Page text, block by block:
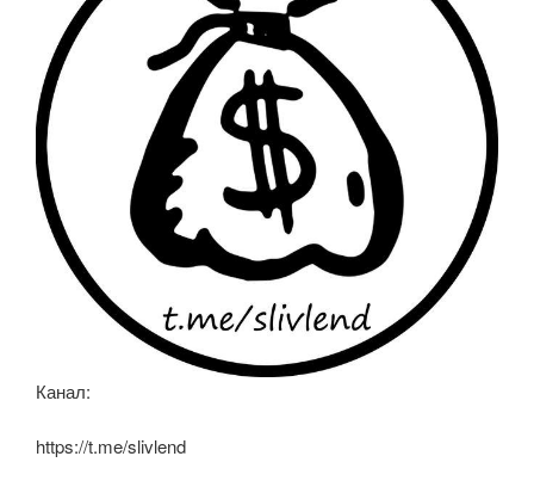
ni
ki
Канал:
https://t.me/slivlend